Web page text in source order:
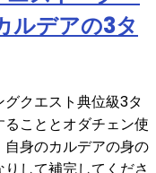
ルデアの3タ
クエスト典位級3タ
こととオダチェン使
身のカルデアの身の